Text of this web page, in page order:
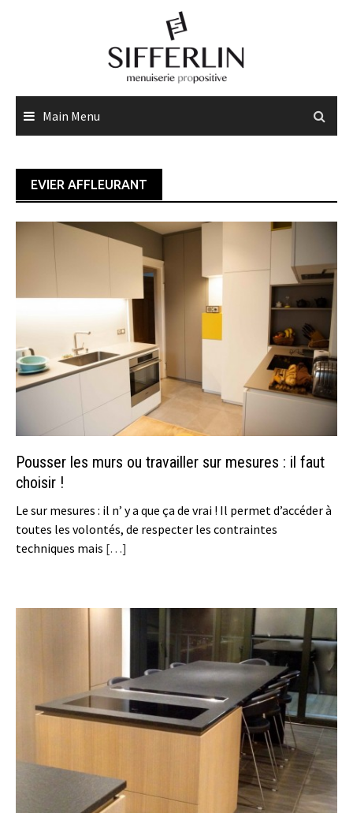
Main Menu
EVIER AFFLEURANT
Pousser les murs ou travailler sur mesures : il faut
choisir !
Le sur mesures : il n’ y a que ça de vrai ! Il permet d’accéder à
toutes les volontés, de respecter les contraintes
techniques mais […]